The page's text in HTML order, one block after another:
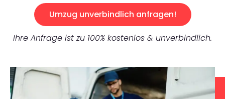
Umzug unverbindlich anfragen!
Ihre Anfrage ist zu 100% kostenlos & unverbindlich.